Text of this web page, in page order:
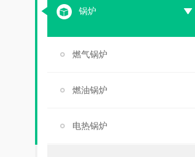
锅炉
燃气锅炉
燃油锅炉
电热锅炉